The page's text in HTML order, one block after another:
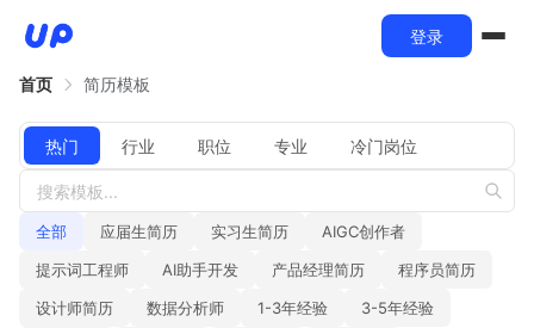
登录
首页 简历模板
热门 行业 职位 专业 冷门岗位
全部 应届生简历 实习生简历
AIGC创作者
提示词工程师
AI助手开发 产品经理简历
程序员简历
设计师简历
数据分析师 1-3年经验
3-5年经验